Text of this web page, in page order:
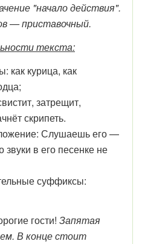
"начало действия".
— приставочный.
текста:
как курица, как
затрещит,
скрипеть.
Слушаешь его —
звуки в его песенке не
суффиксы:
гости! Запятая
В конце стоит